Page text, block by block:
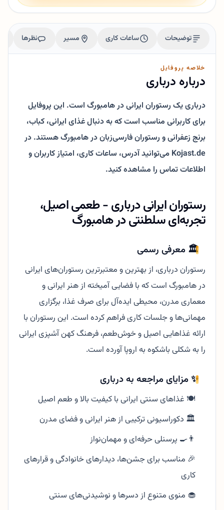
توضیحات ساعات کاری مسیر نظرها
خلاصه پروفایل
درباره درباری
درباری یک رستوران ایرانی در هامبورگ است. این پروفایل
برای کاربرانی مناسب است که به دنبال غذای ایرانی، کباب،
برنج زعفرانی و رستوران فارسی‌زبان در هامبورگ هستند. در
Kojast.de می‌توانید آدرس، ساعات کاری، امتیاز کاربران و
اطلاعات تماس را مشاهده کنید.
رستوران ایرانی درباری - طعمی اصیل،
تجربه‌ای سلطنتی در هامبورگ
🏛️ معرفی رسمی
رستوران درباری، از بهترین و معتبرترین رستوران‌های ایرانی
در هامبورگ است که با فضایی آمیخته از هنر ایرانی و
معماری مدرن، محیطی ایده‌آل برای صرف غذا، برگزاری
مهمانی‌ها و جلسات کاری فراهم کرده است. این رستوران با
ارائه غذاهایی اصیل و خوش‌طعم، فرهنگ کهن آشپزی ایرانی
را به شکلی باشکوه به اروپا آورده است.
✨ مزایای مراجعه به درباری
🍽️ غذاهای سنتی ایرانی با کیفیت بالا و طعم اصیل
🏛️ دکوراسیونی ترکیبی از هنر ایرانی و فضای مدرن
👨‍🍳 پرسنلی حرفه‌ای و مهمان‌نواز
🎉 مناسب برای جشن‌ها، دیدارهای خانوادگی و قرارهای
کاری
🧁 منوی متنوع از دسرها و نوشیدنی‌های سنتی